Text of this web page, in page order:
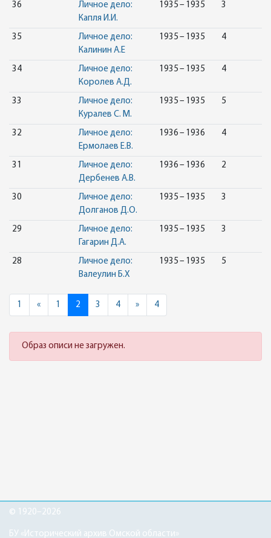
36
Личное дело:
Капля И.И.
1935 – 1935 3
35
Личное дело:
Калинин А.Е
1935 – 1935 4
34
Личное дело:
Королев А.Д.
1935 – 1935 4
33
Личное дело:
Куралев С. М.
1935 – 1935 5
32
Личное дело:
Ермолаев Е.В.
1936 – 1936 4
31
Личное дело:
Дербенев А.В.
1936 – 1936 2
30
Личное дело:
Долганов Д.О.
1935 – 1935 3
29
Личное дело:
Гагарин Д.А.
1935 – 1935 3
28
Личное дело:
Валеулин Б.Х
1935 – 1935 5
1 «Previous
1 2 3 4 »Next4
Образ описи не загружен.
© 1920–2026
БУ «Исторический архив Омской области»